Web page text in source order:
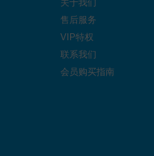
关于我们
售后服务
VIP特权
联系我们
会员购买指南